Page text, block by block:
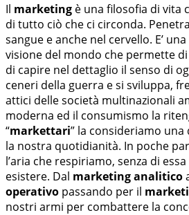
Il marketing è una filosofia di vita
di tutto ciò che ci circonda.
sangue e anche nel cervello. E’
visione del mondo che permette
di capire nel dettaglio il senso di
ceneri della guerra e si sviluppa,
attici delle società multinazionali
moderna ed il consumismo la
“markettari” la consideriamo
la nostra quotidianità. In poche
l’aria che respiriamo, senza di
esistere. Dal marketing analitico
operativo passando per il
nostri armi per combattere la